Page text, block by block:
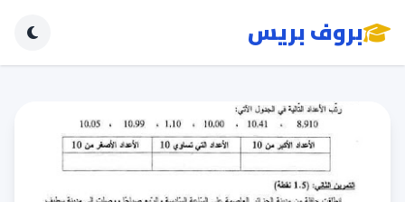
بروف بريس